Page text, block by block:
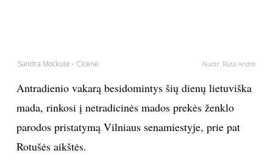
KULTŪRA
LAISVALAIKIS
Sandra Mockutė - Cicėnė Nuotr. Rūta Andre
Antradienio vakarą besidomintys šių dienų lietuviška
mada, rinkosi į netradicinės mados prekės ženklo
parodos pristatymą Vilniaus senamiestyje, prie pat
Rotušės aikštės.